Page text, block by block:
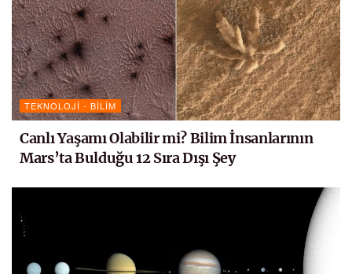
TEKNOLOJI - BILIM
Canlı Yaşamı Olabilir mi? Bilim İnsanlarının
Mars’ta Bulduğu 12 Sıra Dışı Şey